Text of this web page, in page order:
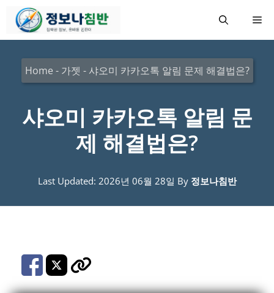
메
Home - 가젯 - 샤오미 카카오톡 알림 문제 해결법은?
샤오미 카카오톡 알림 문
제 해결법은?
Last Updated: 2026년 06월 28일 By 정보나침반